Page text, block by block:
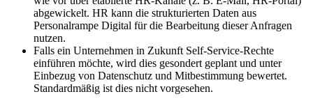
abgewickelt. HR kann die strukturierten Daten aus
Personalrampe Digital für die Bearbeitung dieser Anfragen
nutzen.
Falls ein Unternehmen in Zukunft Self-Service-Rechte
einführen möchte, wird dies gesondert geplant und unter
Einbezug von Datenschutz und Mitbestimmung bewertet.
Standardmäßig ist dies nicht vorgesehen.